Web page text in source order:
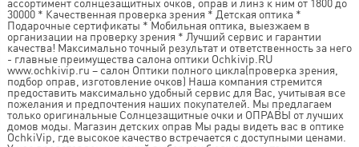
ассортимент солнцезащитных очков, оправ и линз к ним от 1800 до
30000 * Качественная проверка зрения * Детская оптика *
Подарочные сертификаты * Мобильная оптика, выезжаем в
организации на проверку зрения * Лучший сервис и гарантии
качества! Максимально точный результат и ответственность за него
- главные преимущества салона оптики Ochkivip.RU
www.ochkivip.ru – салон Оптики полного цикла(проверка зрения,
подбор оправ, изготовление очков) Наша компания стремится
предоставить максимально удобный сервис для Вас, учитывая все
пожелания и предпочтения наших покупателей. Мы предлагаем
только оригинальные Солнцезащитные очки и ОПРАВЫ от лучших
домов моды. Магазин детских оправ Мы рады видеть вас в оптике
OchkiVip, где высокое качество встречается с доступными ценами.